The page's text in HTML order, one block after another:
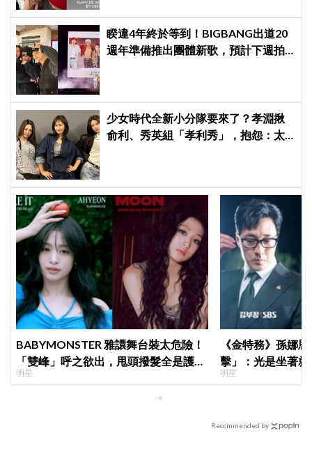
睽違4年終於等到！BIGBANG出道20
週年準備推出團體新歌，預計下週拍
少女時代全新小分隊要來了？孝淵揪
俞利、秀英組「孝利秀」，抱怨：太
BABYMONSTER 雅譞舞台裝太危險！
「雙峰」呼之欲出，甩頭撥髮全是護胸
小動作！網：造型師出來謝罪
明星
《金特務》孫娜
擊」：光是坐著
明星
Recommended by